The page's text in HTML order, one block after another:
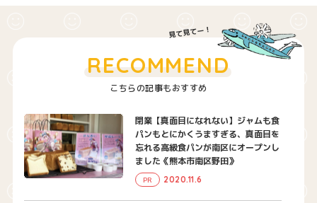
こちらの記事もおすすめ
RECOMMEND
閉業【真面目になれない】ジャムも食
パンもとにかくうますぎる、真面目を
忘れる高級食パンが南区にオープンし
ました《熊本市南区野田》
PR 2020.11.6